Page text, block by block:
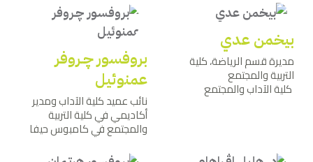
بيخمن عدي
مديرة قسم الرياضة، كلية
التربية والمجتمع
كلية الآداب والمجتمع
بروفسور ﭼـروفر
عمنوئيل
نائب عميد كلية الآداب ومدير
أكاديمي في كلية التربية
والمجتمع في كامبوس حيفا